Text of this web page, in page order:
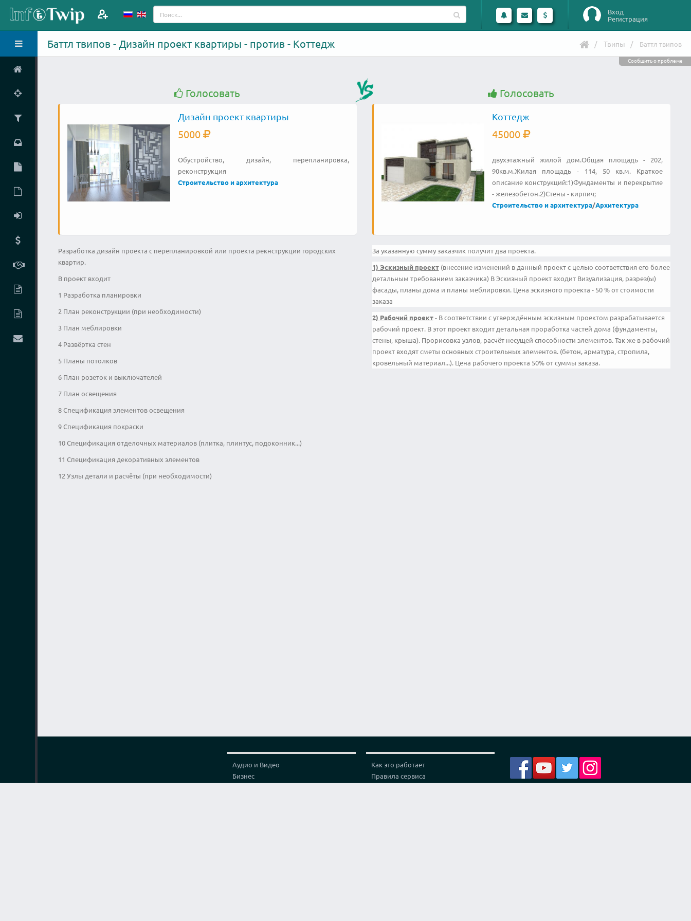
Вход
Регистрация
Баттл твипов - Дизайн проект квартиры - против - Коттедж Твипы Баттл твипов
Сообщить о проблеме
Голосовать
Дизайн проект квартиры
5000
Обустройство, дизайн, перепланировка,
реконструкция
Строительство и архитектура
Разработка дизайн проекта с перепланировкой или проекта рекнструкции городских
квартир.
В проект входит
1 Разработка планировки
2 План реконструкции (при необходимости)
3 План меблировки
4 Развёртка стен
5 Планы потолков
6 План розеток и выключателей
7 План освещения
8 Спецификация элементов освещения
9 Спецификация покраски
10 Спецификация отделочных материалов (плитка, плинтус, подоконник...)
11 Спецификация декоративных элементов
12 Узлы детали и расчёты (при необходимости)
Голосовать
Коттедж
45000
двухэтажный жилой дом.​Общая площадь - 202,
90кв.м.Жилая площадь - 114, 50 кв.м. Краткое
описание конструкций:1)Фундаменты и перекрытие
- железобетон.2)Стены - кирпич;
Строительство и архитектура/Архитектура
За указанную сумму заказчик получит два проекта.
1) Эскизный проект(внесение изменений в данный проект с целью соответствия его более
детальным требованием заказчика) В Эскизный проект входит Визуализация, разрез(ы)
фасады, планы дома и планы меблировки. Цена эскизного проекта - 50 % от стоимости
заказа
2) Рабочий проект- В соответствии с утверждённым эскизным проектом разрабатывается
рабочий проект. В этот проект входит детальная проработка частей дома (фундаменты,
стены, крыша). Прорисовка узлов, расчёт несущей способности элементов. Так же в рабочий
проект входят сметы основных строительных элементов. (бетон, арматура, стропила,
кровельный материал...). Цена рабочего проекта 50% от суммы заказа.
Как это работает
Правила сервиса
Аудио и Видео
Бизнес